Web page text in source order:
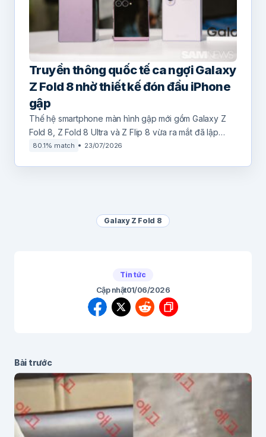
Truyền thông quốc tế ca ngợi Galaxy
Z Fold 8 nhờ thiết kế đón đầu iPhone
gập
Thế hệ smartphone màn hình gập mới gồm Galaxy Z
Fold 8, Z Fold 8 Ultra và Z Flip 8 vừa ra mắt đã lập…
80.1% match 23/07/2026
Galaxy Z Fold 8
Tin tức
Cập nhật01/06/2026
Bài trước